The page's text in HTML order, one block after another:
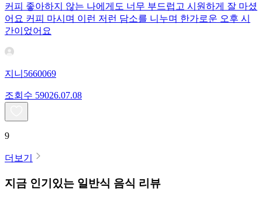
커피 좋아하지 않는 나에게도 너무 부드럽고 시원하게 잘 마셨
어요 커피 마시며 이런 저런 담소를 니누며 한가로운 오후 시
간이었어요
지니5660069
조회수 59026.07.08
9
더보기
지금 인기있는 일반식 음식 리뷰